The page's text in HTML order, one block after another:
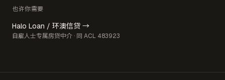
也许你需要
Halo Loan / 环澳信贷 →
自雇人士专属房贷中介 · 同 ACL 483923